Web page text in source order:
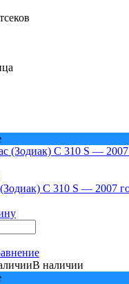
C 310 S — 2007
В наличии